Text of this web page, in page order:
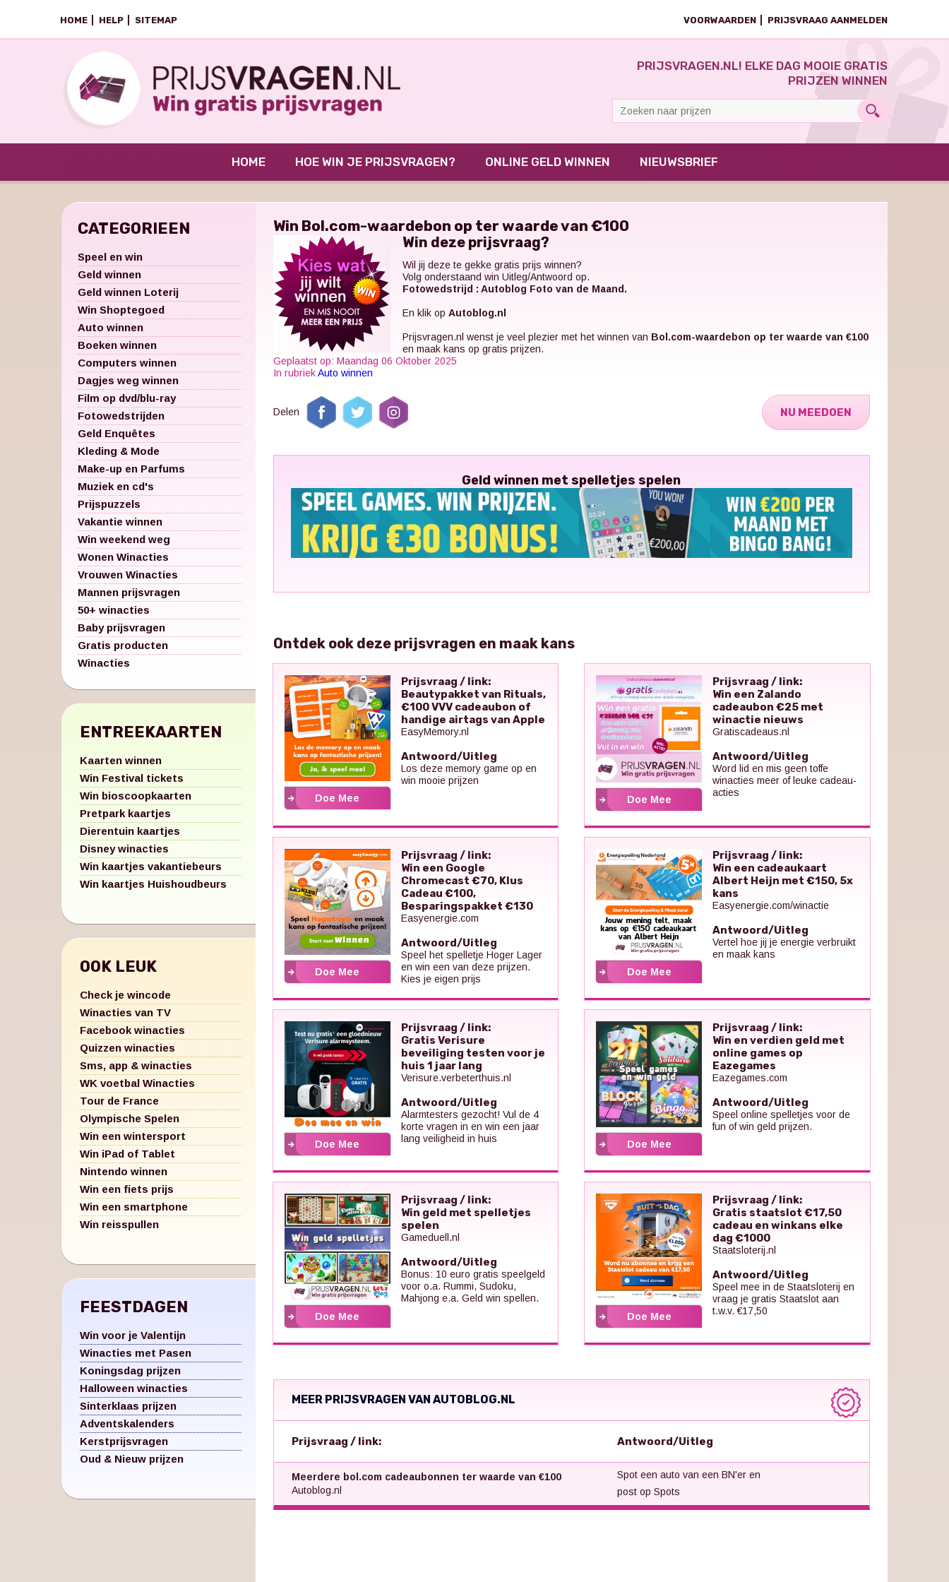
HOME HELP SITEMAP VOORWAARDEN PRIJSVRAAG AANMELDEN
PRIJSVRAGEN.NL! ELKE DAG MOOIE GRATIS
PRIJZEN WINNEN
HOME HOE WIN JE PRIJSVRAGEN? ONLINE GELD WINNEN NIEUWSBRIEF
CATEGORIEEN
Speel en win
Geld winnen
Geld winnen Loterij
Win Shoptegoed
Auto winnen
Boeken winnen
Computers winnen
Dagjes weg winnen
Film op dvd/blu-ray
Fotowedstrijden
Geld Enquêtes
Kleding & Mode
Make-up en Parfums
Muziek en cd's
Prijspuzzels
Vakantie winnen
Win weekend weg
Wonen Winacties
Vrouwen Winacties
Mannen prijsvragen
50+ winacties
Baby prijsvragen
Gratis producten
Winacties
ENTREEKAARTEN
Kaarten winnen
Win Festival tickets
Win bioscoopkaarten
Pretpark kaartjes
Dierentuin kaartjes
Disney winacties
Win kaartjes vakantiebeurs
Win kaartjes Huishoudbeurs
OOK LEUK
Check je wincode
Winacties van TV
Facebook winacties
Quizzen winacties
Sms, app & winacties
WK voetbal Winacties
Tour de France
Olympische Spelen
Win een wintersport
Win iPad of Tablet
Nintendo winnen
Win een fiets prijs
Win een smartphone
Win reisspullen
FEESTDAGEN
Win voor je Valentijn
Winacties met Pasen
Koningsdag prijzen
Halloween winacties
Sinterklaas prijzen
Adventskalenders
Kerstprijsvragen
Oud & Nieuw prijzen
Win Bol.com-waardebon op ter waarde van €100
Win deze prijsvraag?
Wil jij deze te gekke gratis prijs winnen?
Volg onderstaand win Uitleg/Antwoord op.
Fotowedstrijd : Autoblog Foto van de Maand.
En klik op Autoblog.nl
Prijsvragen.nl wenst je veel plezier met het winnen van Bol.com-waardebon op ter waarde van €100
en maak kans op gratis prijzen.
Geplaatst op: Maandag 06 Oktober 2025
In rubriekAuto winnen
Delen NU MEEDOEN
Geld winnen met spelletjes spelen
Ontdek ook deze prijsvragen en maak kans
Doe Mee
Prijsvraag / link:
Beautypakket van Rituals,
€100 VVV cadeaubon of
handige airtags van Apple
EasyMemory.nl
Antwoord/Uitleg
Los deze memory game op en
win mooie prijzen
Doe Mee
Prijsvraag / link:
Win een Zalando
cadeaubon €25 met
winactie nieuws
Gratiscadeaus.nl
Antwoord/Uitleg
Word lid en mis geen toffe
winacties meer of leuke cadeau-
acties
Doe Mee
Prijsvraag / link:
Win een Google
Chromecast €70, Klus
Cadeau €100,
Besparingspakket €130
Easyenergie.com
Antwoord/Uitleg
Speel het spelletje Hoger Lager
en win een van deze prijzen.
Kies je eigen prijs
Doe Mee
Prijsvraag / link:
Win een cadeaukaart
Albert Heijn met €150, 5x
kans
Easyenergie.com/winactie
Antwoord/Uitleg
Vertel hoe jij je energie verbruikt
en maak kans
Doe Mee
Prijsvraag / link:
Gratis Verisure
beveiliging testen voor je
huis 1 jaar lang
Verisure.verbeterthuis.nl
Antwoord/Uitleg
Alarmtesters gezocht! Vul de 4
korte vragen in en win een jaar
lang veiligheid in huis
Doe Mee
Prijsvraag / link:
Win en verdien geld met
online games op
Eazegames
Eazegames.com
Antwoord/Uitleg
Speel online spelletjes voor de
fun of win geld prijzen.
Doe Mee
Prijsvraag / link:
Win geld met spelletjes
spelen
Gameduell.nl
Antwoord/Uitleg
Bonus: 10 euro gratis speelgeld
voor o.a. Rummi, Sudoku,
Mahjong e.a. Geld win spellen.
Doe Mee
Prijsvraag / link:
Gratis staatslot €17,50
cadeau en winkans elke
dag €1000
Staatsloterij.nl
Antwoord/Uitleg
Speel mee in de Staatsloterij en
vraag je gratis Staatslot aan
t.w.v. €17,50
MEER PRIJSVRAGEN VAN AUTOBLOG.NL
Prijsvraag / link: Antwoord/Uitleg
Meerdere bol.com cadeaubonnen ter waarde van €100
Autoblog.nl
Spot een auto van een BN'er en
post op Spots